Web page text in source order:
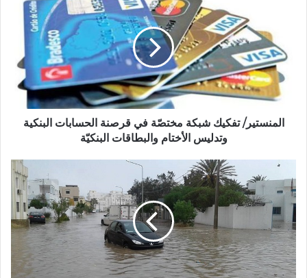
المنستير/ تفكيك شبكة مختصّة في قرصنة الحسابات البنكية
وتدليس الأختام والبطاقات البنكيّة